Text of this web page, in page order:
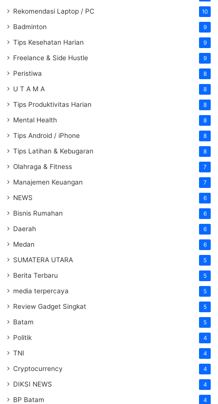
Rekomendasi Laptop / PC 10
Badminton 9
Tips Kesehatan Harian 9
Freelance & Side Hustle 9
Peristiwa 8
U T A M A 8
Tips Produktivitas Harian 8
Mental Health 8
Tips Android / iPhone 8
Tips Latihan & Kebugaran 8
Olahraga & Fitness 7
Manajemen Keuangan 7
NEWS 6
Bisnis Rumahan 6
Daerah 6
Medan 6
SUMATERA UTARA 5
Berita Terbaru 5
media terpercaya 5
Review Gadget Singkat 5
Batam 5
Politik 4
TNI 4
Cryptocurrency 4
DIKSI NEWS 4
BP Batam 4